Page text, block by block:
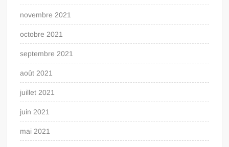
novembre 2021
octobre 2021
septembre 2021
août 2021
juillet 2021
juin 2021
mai 2021